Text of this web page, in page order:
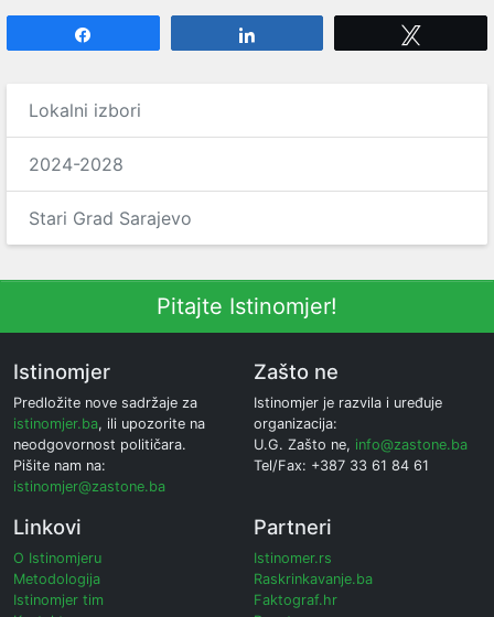
Lokalni izbori
2024-2028
Stari Grad Sarajevo
Pitajte Istinomjer!
Istinomjer
Predložite nove sadržaje za
istinomjer.ba, ili upozorite na
neodgovornost političara.
Pišite nam na:
istinomjer@zastone.ba
Zašto ne
Istinomjer je razvila i uređuje
organizacija:
U.G. Zašto ne, info@zastone.ba
Tel/Fax: +387 33 61 84 61
Linkovi
O Istinomjeru
Metodologija
Istinomjer tim
Partneri
Istinomer.rs
Raskrinkavanje.ba
Faktograf.hr